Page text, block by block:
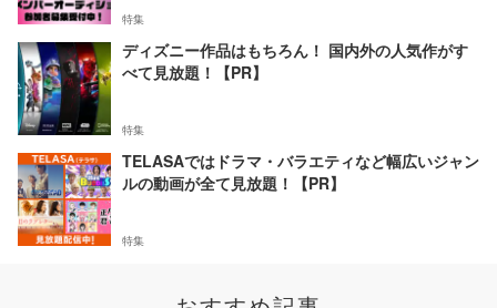
特集
ディズニー作品はもちろん！ 国内外の人気作がす
べて見放題！【PR】
特集
TELASAではドラマ・バラエティなど幅広いジャン
ルの動画が全て見放題！【PR】
特集